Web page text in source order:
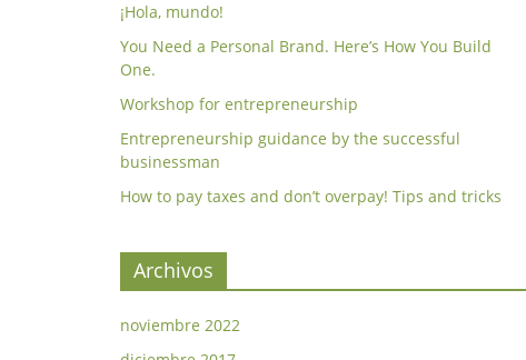
¡Hola, mundo!
You Need a Personal Brand. Here’s How You Build
One.
Workshop for entrepreneurship
Entrepreneurship guidance by the successful
businessman
How to pay taxes and don’t overpay! Tips and tricks
Archivos
noviembre 2022